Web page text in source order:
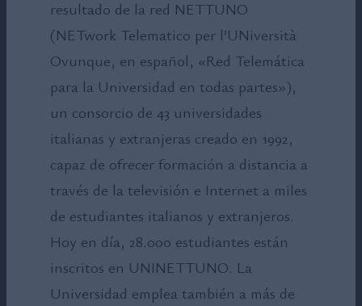
resultado de la red NETTUNO
(NETwork Telematico per l’UNiversità
Ovunque, en español, «Red Telemática
para la Universidad en todas partes»),
un consorcio de 43 universidades
italianas y extranjeras creado en 1992,
capaz de ofrecer formación a distancia a
través de la televisión e Internet a miles
de estudiantes italianos y extranjeros.
Hoy en día, 28.000 estudiantes están
inscritos en UNINETTUNO. La
Universidad emplea también a más de